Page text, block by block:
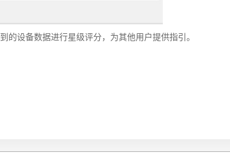
设备数据进行星级评分，为其他用户提供指引。